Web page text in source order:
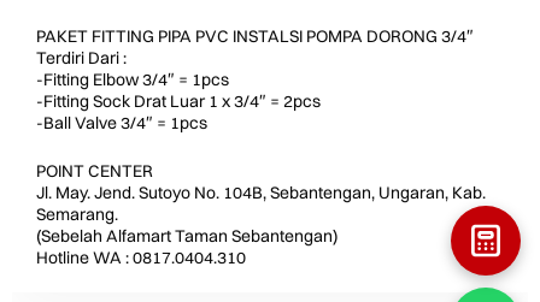
PAKET FITTING PIPA PVC INSTALSI POMPA DORONG 3/4″
Terdiri Dari :
-Fitting Elbow 3/4″ = 1pcs
-Fitting Sock Drat Luar 1 x 3/4″ = 2pcs
-Ball Valve 3/4″ = 1pcs
POINT CENTER
Jl. May. Jend. Sutoyo No. 104B, Sebantengan, Ungaran, Kab.
Semarang.
(Sebelah Alfamart Taman Sebantengan)
Hotline WA : 0817.0404.310